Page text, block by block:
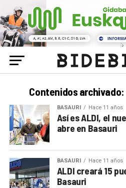
Contenidos
BASAURI Hace 11 años
Así es ALDI, el
abre en Basauri
BASAURI Hace 11 años
ALDI creará 15
Basauri